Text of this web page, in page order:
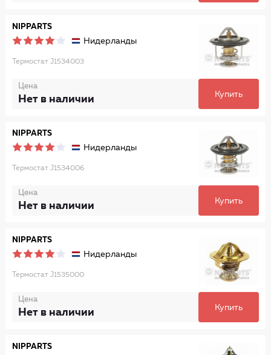
NIPPARTS
Нидерланды
Термостат J1534003
Цена
Нет в наличии Купить
NIPPARTS
Нидерланды
Термостат J1534006
Цена
Нет в наличии Купить
NIPPARTS
Нидерланды
Термостат J1535000
Цена
Нет в наличии Купить
NIPPARTS